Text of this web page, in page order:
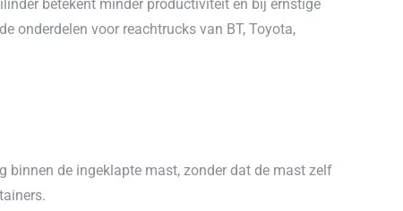
betekent minder productiviteit en bij ernstige
onderdelen voor reachtrucks van BT, Toyota,
binnen de ingeklapte mast, zonder dat de mast zelf